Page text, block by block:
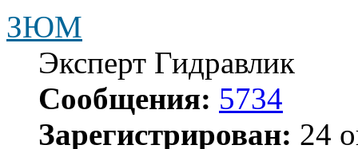
ЗЮМ
Эксперт Гидравлик
Сообщения: 5734
Зарегистрирован: 24